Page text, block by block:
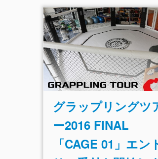
グラップリングツ
ー2016 FINAL
「CAGE 01」エン